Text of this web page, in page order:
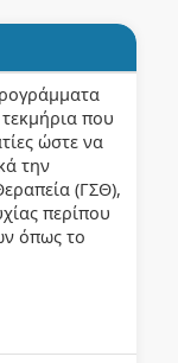
που
ώστε να
την
(ΓΣΘ),
περίπου
όπως το